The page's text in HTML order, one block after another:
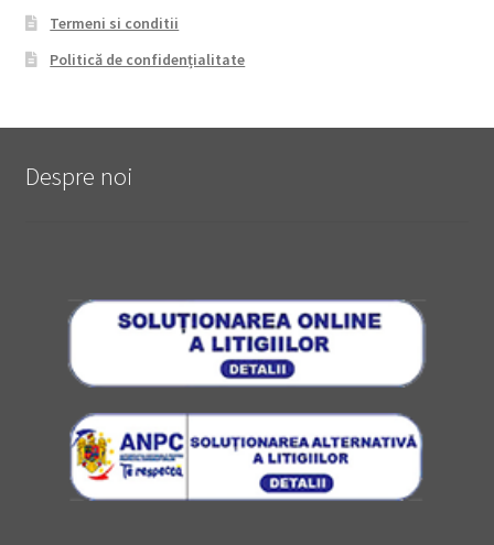
Termeni si conditii
Politică de confidențialitate
Despre noi